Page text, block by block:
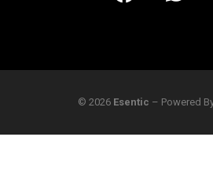
© 2026 Esentic – Powered